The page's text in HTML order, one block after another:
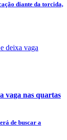
diante da torcida,
vaga nas quartas
de buscar a